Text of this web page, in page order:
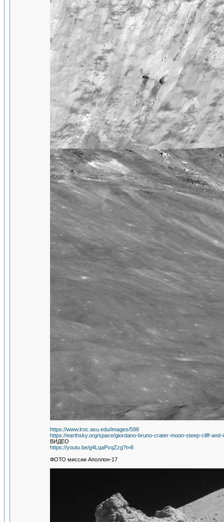
https://www.lroc.asu.edu/images/598
https://earthsky.org/space/giordano-bruno-crater-moon-steep-cliff-
ВИДЕО
https://youtu.be/g4LqaPvqZzg?t=8
ФОТО миссии Аполлон-17